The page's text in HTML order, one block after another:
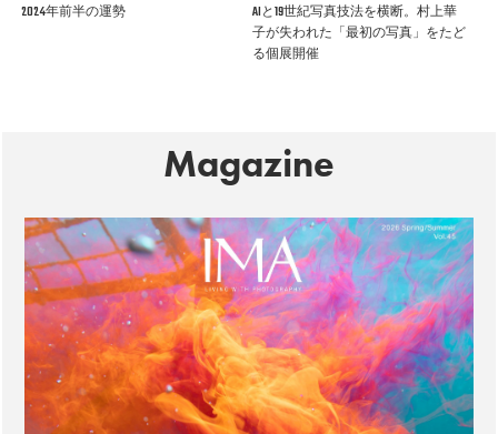
2024年前半の運勢
AIと19世紀写真技法を横断。村上華
子が失われた「最初の写真」をたど
る個展開催
Magazine